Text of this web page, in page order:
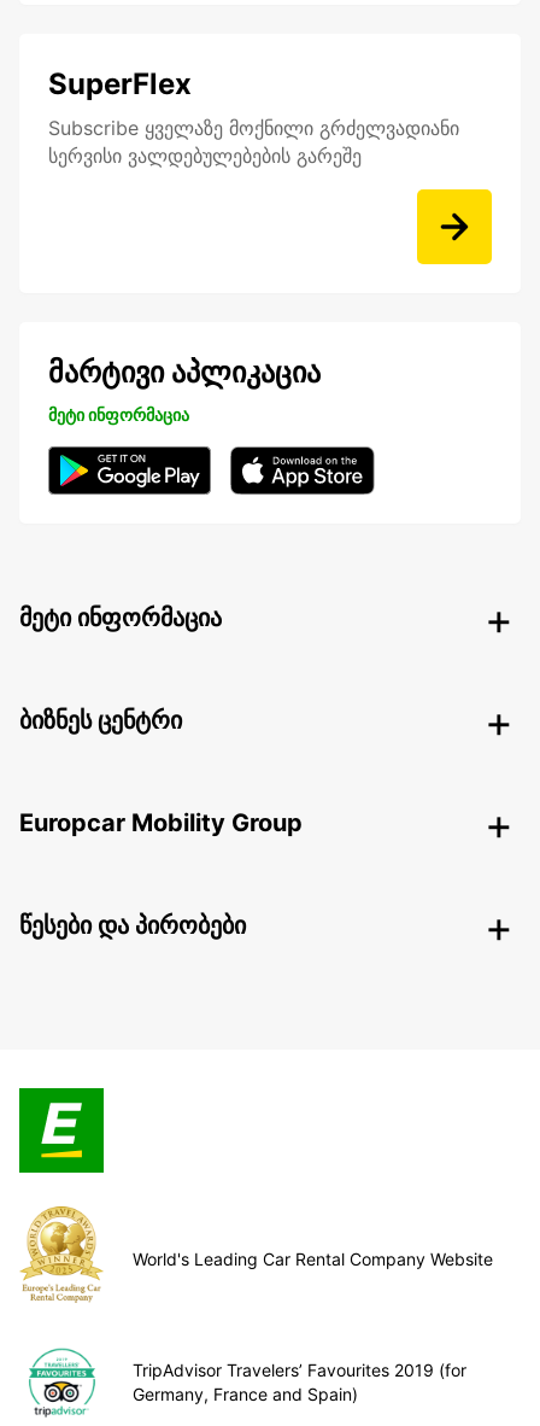
SuperFlex
Subscribe ყველაზე მოქნილი გრძელვადიანი
სერვისი ვალდებულებების გარეშე
მარტივი აპლიკაცია
მეტი ინფორმაცია
მეტი ინფორმაცია
ბიზნეს ცენტრი
Europcar Mobility Group
წესები და პირობები
World's Leading Car Rental Company Website
TripAdvisor Travelers’ Favourites 2019 (for
Germany, France and Spain)